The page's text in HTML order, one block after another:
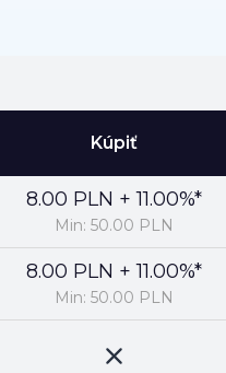
Kúpiť
8.00 PLN + 11.00%*
Min: 50.00 PLN
8.00 PLN + 11.00%*
Min: 50.00 PLN